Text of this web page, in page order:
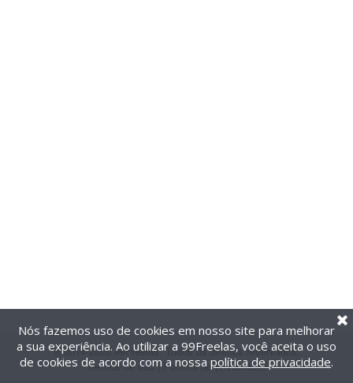
@2014-2026 99Freelas. Todos os direitos reservados.
Termos de uso| Política de privacidade
Nós fazemos uso de cookies em nosso site para melhorar
a sua experiência. Ao utilizar a 99Freelas, você aceita o uso
de cookies de acordo com a nossa política de privacidade.